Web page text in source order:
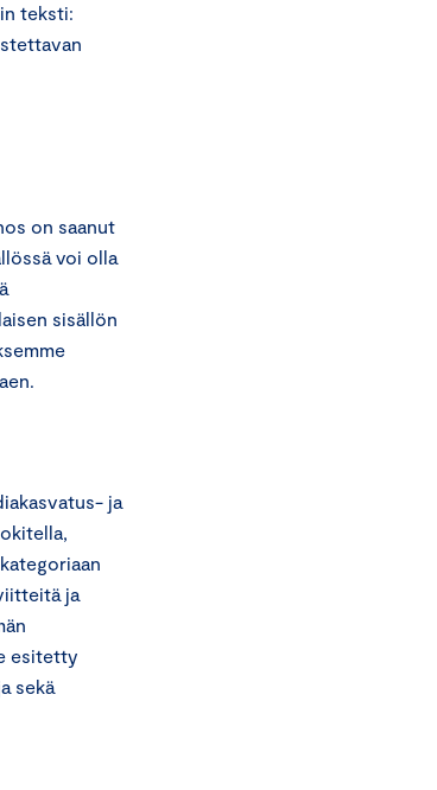
teksti:
on saanut
voi olla
sisällön
ja
ja
esitetty
sekä